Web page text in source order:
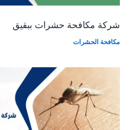
شركة مكافحة حشرات ببقيق
مكافحة الحشرات